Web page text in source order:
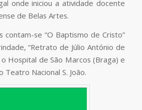
onde iniciou a atividade docente
de Belas Artes.
contam-se “O Baptismo de Cristo”
“Retrato de Júlio António de
Hospital de São Marcos (Braga) e
Nacional S. João.